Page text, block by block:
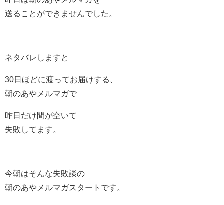
送ることができませんでした。
ネタバレしますと
30日ほどに渡ってお届けする、
朝のあやメルマガで
昨日だけ間が空いて
失敗してます。
今朝はそんな失敗談の
朝のあやメルマガスタートです。